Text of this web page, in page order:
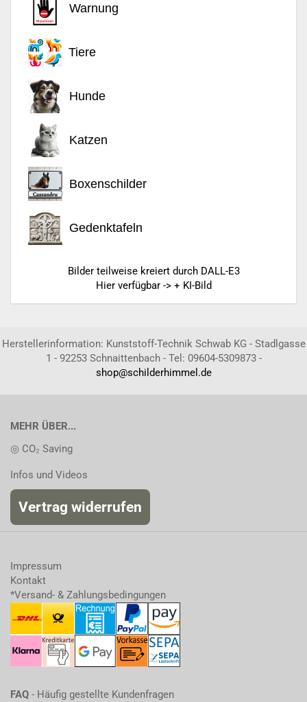
Warnung
Tiere
Hunde
Katzen
Boxenschilder
Gedenktafeln
Bilder teilweise kreiert durch DALL-E3
Hier verfügbar -> + KI-Bild
Herstellerinformation: Kunststoff-Technik Schwab KG - Stadlgasse
1 - 92253 Schnaittenbach - Tel: 09604-5309873 -
shop@schilderhimmel.de
MEHR ÜBER...
◎ CO₂ Saving
Infos und Videos
Vertrag widerrufen
Impressum
Kontakt
*Versand- & Zahlungsbedingungen
FAQ - Häufig gestellte Kundenfragen